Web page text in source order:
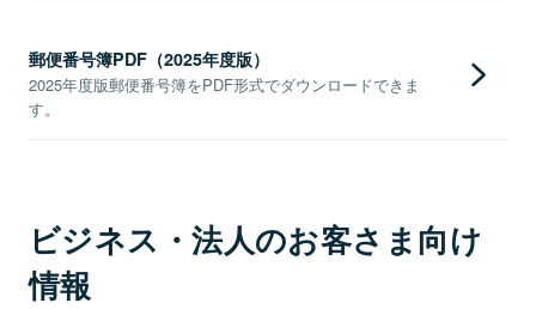
郵便番号簿PDF（2025年度版）
2025年度版郵便番号簿をPDF形式でダウンロードできま
す。
ビジネス・法人のお客さま向け
情報